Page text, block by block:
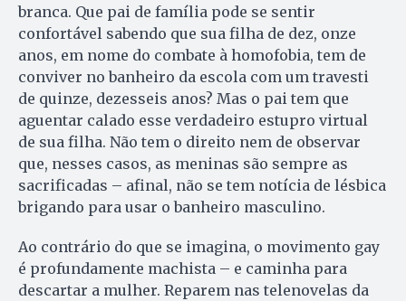
branca. Que pai de família pode se sentir
confortável sabendo que sua filha de dez, onze
anos, em nome do combate à homofobia, tem de
conviver no banheiro da escola com um travesti
de quinze, dezesseis anos? Mas o pai tem que
aguentar calado esse verdadeiro estupro virtual
de sua filha. Não tem o direito nem de observar
que, nesses casos, as me­ninas são sempre as
sacrificadas – afinal, não se tem notícia de lésbica
brigando para usar o banheiro masculino.
Ao contrário do que se imagina, o movimento gay
é profundamente machista – e caminha para
descartar a mulher. Reparem nas telenovelas da